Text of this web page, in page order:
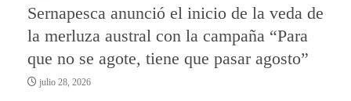
Sernapesca anunció el inicio de la veda de
la merluza austral con la campaña “Para
que no se agote, tiene que pasar agosto”
julio 28, 2026